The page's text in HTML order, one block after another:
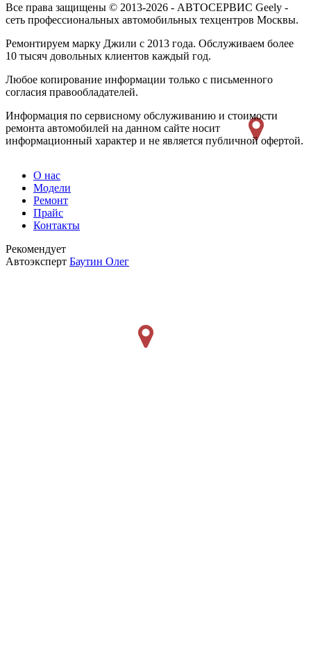
Все права защищены © 2013-2026 - АВТОСЕРВИС Geely -
сеть профессиональных автомобильных техцентров Москвы.
Ремонтируем марку Джили с 2013 года. Обслуживаем более
10 тысяч довольных клиентов каждый год.
Любое копирование информации только с письменного
согласия правообладателей.
Информация по сервисному обслуживанию и стоимости
ремонта автомобилей на данном сайте носит
информационный характер и не является публичной офертой.
О нас
Модели
Ремонт
Прайс
Контакты
Рекомендует
Автоэксперт Баутин Олег